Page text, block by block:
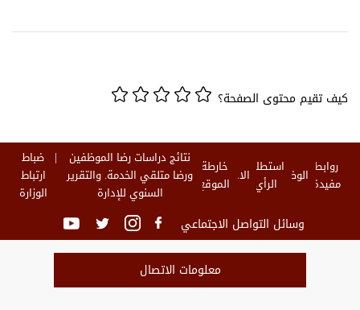
كيف تقيم محتوى الصفحة؟
روابط
مفيدة الوظائفاستطلاع
الرأي الاخبارخارطة
الموقع
نتائج دراسات رضا الموظفين
ورضا متلقي الخدمة. والتقرير
السنوي للإدارة
ضباط
ارتباط
الوزارة
وسائل التواصل الاجتماعي
معلومات الاتصال